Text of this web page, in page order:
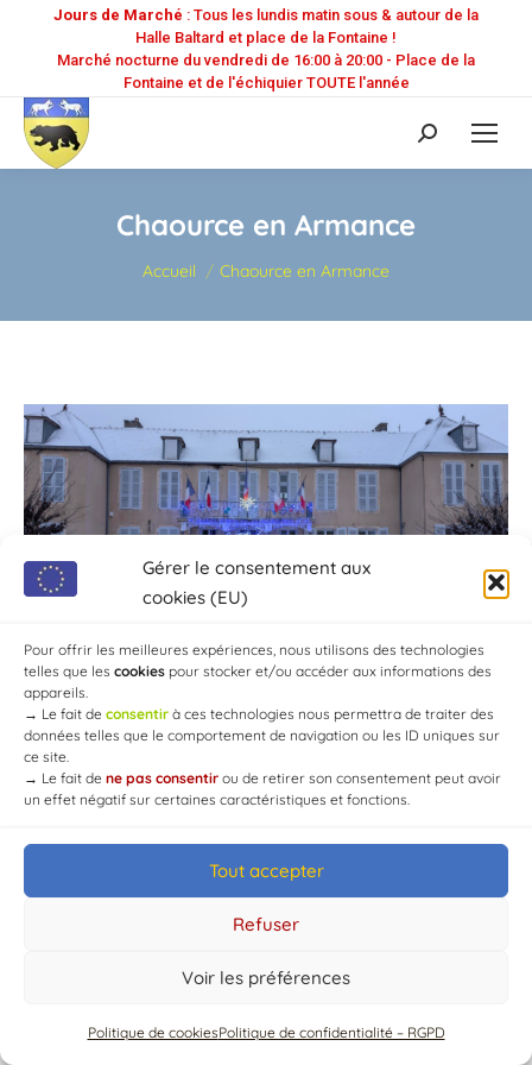
Gérer le consentement aux
cookies (EU)
Pour offrir les meilleures expériences, nous utilisons des technologies
telles que les cookies pour stocker et/ou accéder aux informations des
appareils.
→ Le fait de consentir à ces technologies nous permettra de traiter des
données telles que le comportement de navigation ou les ID uniques sur
ce site.
→ Le fait de ne pas consentir ou de retirer son consentement peut avoir
un effet négatif sur certaines caractéristiques et fonctions.
Tout accepter
Refuser
Voir les préférences
Politique de cookiesPolitique de confidentialité – RGPD
Jours de Marché : Tous les lundis matin sous & autour de la
Halle Baltard et place de la Fontaine !
Marché nocturne du vendredi de 16:00 à 20:00 - Place de la
Fontaine et de l'échiquier TOUTE l'année
Recherche
:
Chaource en Armance
Vous êtes ici :
Accueil Chaource en Armance
© Mairie de Chaource [2004-2024] | Tous droits réservés.